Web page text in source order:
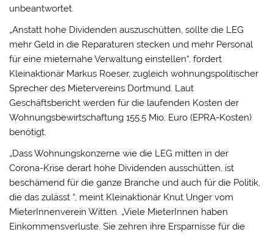
unbeantwortet.
„Anstatt hohe Dividenden auszuschütten, sollte die LEG
mehr Geld in die Reparaturen stecken und mehr Personal
für eine mieternahe Verwaltung einstellen“, fordert
Kleinaktionär Markus Roeser, zugleich wohnungspolitischer
Sprecher des Mietervereins Dortmund. Laut
Geschäftsbericht werden für die laufenden Kosten der
Wohnungsbewirtschaftung 155,5 Mio. Euro (EPRA-Kosten)
benötigt.
„Dass Wohnungskonzerne wie die LEG mitten in der
Corona-Krise derart hohe Dividenden ausschütten, ist
beschämend für die ganze Branche und auch für die Politik,
die das zulässt “, meint Kleinaktionär Knut Unger vom
MieterInnenverein Witten. „Viele MieterInnen haben
Einkommensverluste. Sie zehren ihre Ersparnisse für die